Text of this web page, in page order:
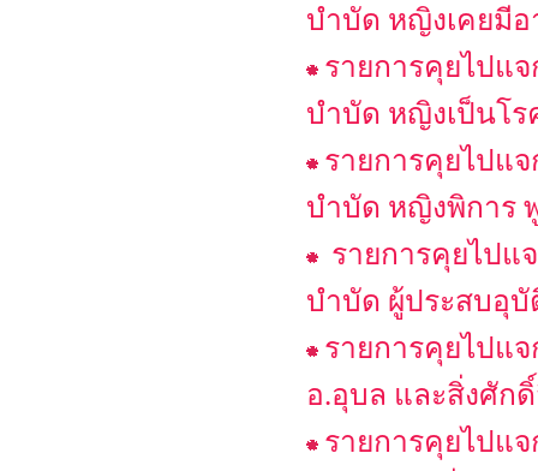
บำบัด หญิงเคยมี
รายการคุยไปแ
บำบัด หญิงเป็นโ
รายการคุยไปแ
บำบัด หญิงพิการ
รายการคุยไปแ
บำบัด ผู้ประสบอุบั
รายการคุยไปแ
อ.อุบล และสิ่งศัก
รายการคุยไปแ